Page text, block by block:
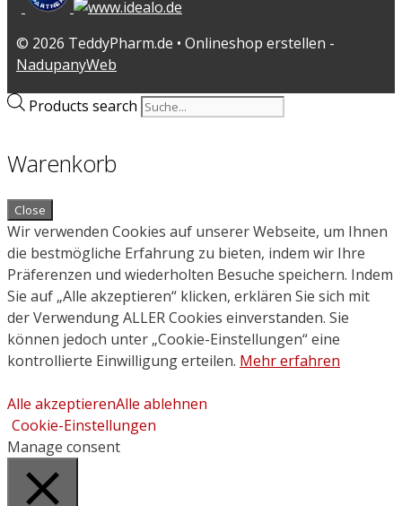
© 2026 TeddyPharm.de • Onlineshop erstellen -
NadupanyWeb
Products search
Warenkorb
Close
Wir verwenden Cookies auf unserer Webseite, um Ihnen
die bestmögliche Erfahrung zu bieten, indem wir Ihre
Präferenzen und wiederholten Besuche speichern. Indem
Sie auf „Alle akzeptieren“ klicken, erklären Sie sich mit
der Verwendung ALLER Cookies einverstanden. Sie
können jedoch unter „Cookie-Einstellungen“ eine
kontrollierte Einwilligung erteilen. Mehr erfahren
Alle akzeptierenAlle ablehnen
Cookie-Einstellungen
Manage consent